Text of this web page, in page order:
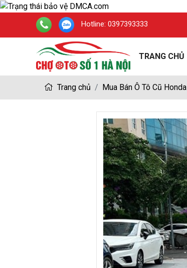
Hotline: 0397393333
TRANG CHỦ
Trang chủ Mua Bán Ô Tô Cũ Honda